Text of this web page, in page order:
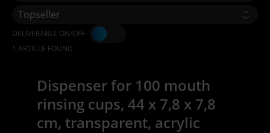
DELIVERABLE ON/OFF
1 ARTICLE FOUND
Dispenser for 100 mouth
rinsing cups, 44 x 7,8 x 7,8
cm, transparent, acrylic